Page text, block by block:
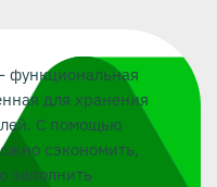
функциональная
для хранения
С помощью
сэкономить,
заполнить